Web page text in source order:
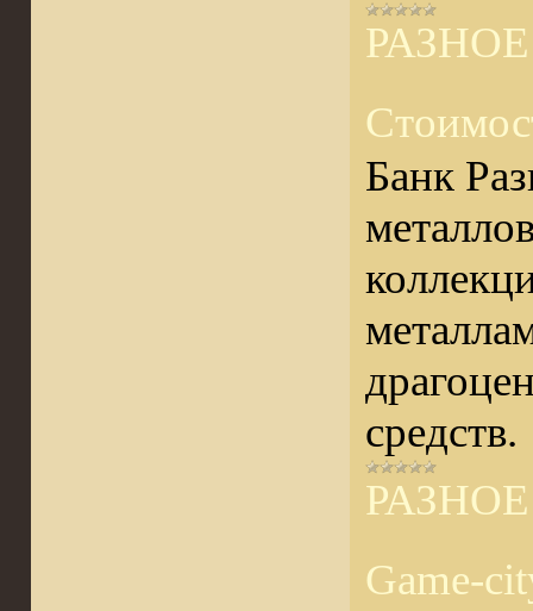
РАЗНОЕ
Банк
средств.
РАЗНОЕ
Game-